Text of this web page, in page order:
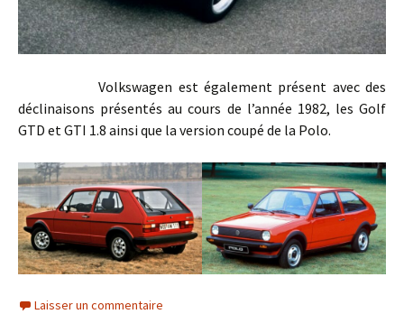
Volkswagen est également présent avec des
déclinaisons présentés au cours de l’année 1982, les Golf
GTD et GTI 1.8 ainsi que la version coupé de la Polo.
Laisser un commentaire